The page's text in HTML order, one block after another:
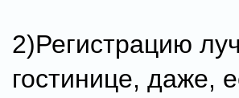
2)Регистрацию
гостинице, даже,